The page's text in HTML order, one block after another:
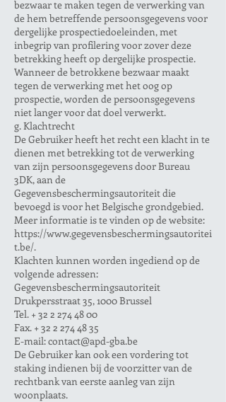
bezwaar te maken tegen de verwerking van
de hem betreffende persoonsgegevens voor
dergelijke prospectiedoeleinden, met
inbegrip van profilering voor zover deze
betrekking heeft op dergelijke prospectie.
Wanneer de betrokkene bezwaar maakt
tegen de verwerking met het oog op
prospectie, worden de persoonsgegevens
niet langer voor dat doel verwerkt.
g. Klachtrecht
De Gebruiker heeft het recht een klacht in te
dienen met betrekking tot de verwerking
van zijn persoonsgegevens door Bureau
3DK, aan de
Gegevensbeschermingsautoriteit die
bevoegd is voor het Belgische grondgebied.
Meer informatie is te vinden op de website:
https://www.gegevensbeschermingsautoritei
t.be/.
Klachten kunnen worden ingediend op de
volgende adressen:
Gegevensbeschermingsautoriteit
Drukpersstraat 35, 1000 Brussel
Tel. + 32 2 274 48 00
Fax. + 32 2 274 48 35
E-mail: contact@apd-gba.be
De Gebruiker kan ook een vordering tot
staking indienen bij de voorzitter van de
rechtbank van eerste aanleg van zijn
woonplaats.